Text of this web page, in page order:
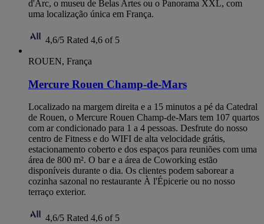
d'Arc, o museu de Belas Artes ou o Panorama XXL, com
uma localização única em França.
4,6/5 Rated 4,6 of 5
ROUEN, França
Mercure Rouen Champ-de-Mars
Localizado na margem direita e a 15 minutos a pé da Catedral
de Rouen, o Mercure Rouen Champ-de-Mars tem 107 quartos
com ar condicionado para 1 a 4 pessoas. Desfrute do nosso
centro de Fitness e do WIFI de alta velocidade grátis,
estacionamento coberto e dos espaços para reuniões com uma
área de 800 m². O bar e a área de Coworking estão
disponíveis durante o dia. Os clientes podem saborear a
cozinha sazonal no restaurante À l'Épicerie ou no nosso
terraço exterior.
4,6/5 Rated 4,6 of 5